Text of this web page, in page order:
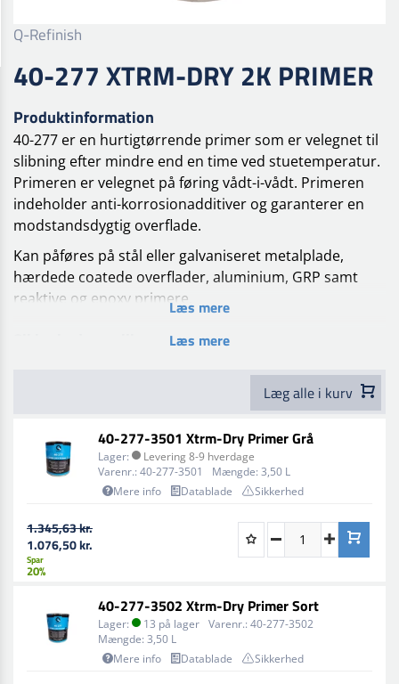
Q-Refinish
40-277 XTRM-DRY 2K PRIMER
Produktinformation
40-277 er en hurtigtørrende primer som er velegnet til
slibning efter mindre end en time ved stuetemperatur.
Primeren er velegnet på føring vådt-i-vådt. Primeren
indeholder anti-korrosionadditiver og garanterer en
modstandsdygtig overflade.
Kan påføres på stål eller galvaniseret metalplade,
hærdede coatede overflader, aluminium, GRP samt
reaktive og epoxy primere.
efter 15 min ved 40 °C
Blandes med Q-Refinish 40-277HN hærder og Q 99-200
Bemærk den er forskellige alt afhængig af slib og non-
sanding versionen.
Læs mere
Læs mere
Læg alle i kurv
40-277-3501 Xtrm-Dry Primer Grå
Lager:
Levering 8-9 hverdage
Varenr.: 40-277-3501 Mængde: 3,50 L
Mere info
Datablade Sikkerhed
1.345,63 kr.
1.076,50 kr.
Spar
20%
40-277-3502 Xtrm-Dry Primer Sort
Lager: 13 på lager Varenr.: 40-277-3502
Mængde: 3,50 L
Mere info
Datablade Sikkerhed